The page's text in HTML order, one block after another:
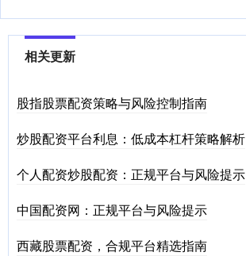
相关更新
股指股票配资策略与风险控制指南
炒股配资平台利息：低成本杠杆策略解析
个人配资炒股配资：正规平台与风险提示
中国配资网：正规平台与风险提示
西藏股票配资，合规平台精选指南